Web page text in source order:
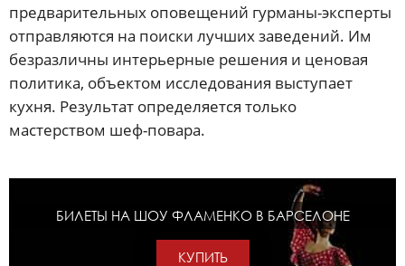
предварительных оповещений гурманы-эксперты
отправляются на поиски лучших заведений. Им
безразличны интерьерные решения и ценовая
политика, объектом исследования выступает
кухня. Результат определяется только
мастерством шеф-повара.
БИЛЕТЫ НА ШОУ ФЛАМЕНКО В БАРСЕЛОНЕ
КУПИТЬ